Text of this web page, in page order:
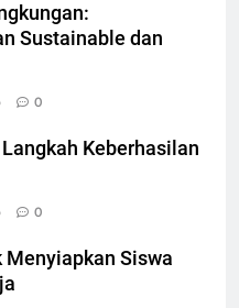
Sustainable dan
0
Keberhasilan
0
Menyiapkan Siswa